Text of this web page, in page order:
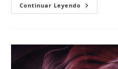
Continuar Leyendo This
Post
Long
Title